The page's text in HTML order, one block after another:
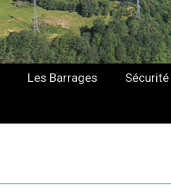
Les Barrages